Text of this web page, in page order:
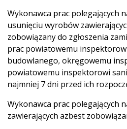
Wykonawca prac polegających
usunięciu wyrobów
zobowiązany do zgłoszenia
prac powiatowemu
budowlanego, okręgowemu
powiatowemu inspektorowi
najmniej 7 dni przed ich
Wykonawca prac polegających
zawierających azbest